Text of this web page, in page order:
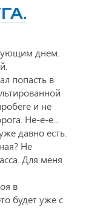
днем.
попасть в
и не
Не-е-е...
давно есть.
Не
Для меня
в
будет уже с